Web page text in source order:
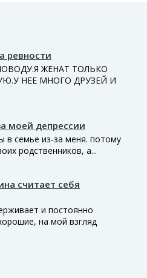
ревности
ЖЕНАТ ТОЛЬКО
НЕЕ МНОГО ДРУЗЕЙ И
моей депрессии
в семье из-за меня. потому
родственников, а...
считает себя
и постоянно
на мой взгляд